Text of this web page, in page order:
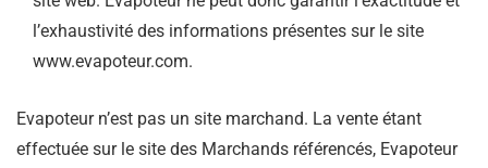
l’exhaustivité des informations présentes sur le site
www.evapoteur.com.
Evapoteur n’est pas un site marchand. La vente étant
effectuée sur le site des Marchands référencés, Evapoteur